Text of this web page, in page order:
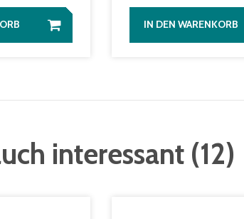
IN DEN WARENKORB
interessant (12)